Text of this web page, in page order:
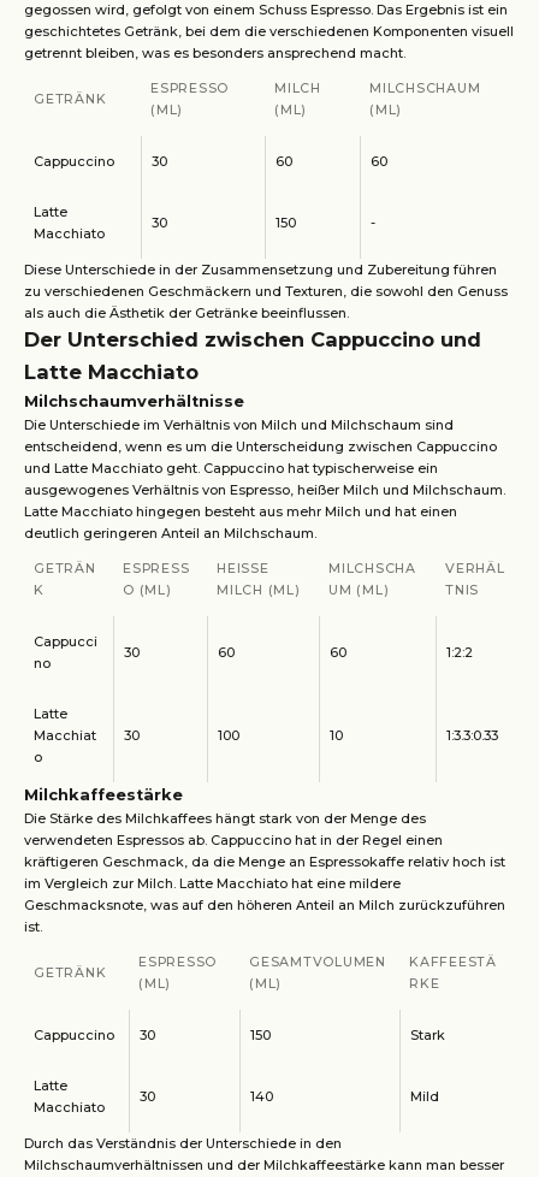
gegossen wird, gefolgt von einem Schuss Espresso. Das Ergebnis ist ein
geschichtetes Getränk, bei dem die verschiedenen Komponenten visuell
getrennt bleiben, was es besonders ansprechend macht.
GETRÄNK
ESPRESSO
(ML)
MILCH
(ML)
MILCHSCHAUM
(ML)
Cappuccino 30 60 60
Latte
Macchiato
30 150 -
Diese Unterschiede in der Zusammensetzung und Zubereitung führen
zu verschiedenen Geschmäckern und Texturen, die sowohl den Genuss
als auch die Ästhetik der Getränke beeinflussen.
Der Unterschied zwischen Cappuccino und
Latte Macchiato
Milchschaumverhältnisse
Die Unterschiede im Verhältnis von Milch und Milchschaum sind
entscheidend, wenn es um die Unterscheidung zwischen Cappuccino
und Latte Macchiato geht. Cappuccino hat typischerweise ein
ausgewogenes Verhältnis von Espresso, heißer Milch und Milchschaum.
Latte Macchiato hingegen besteht aus mehr Milch und hat einen
deutlich geringeren Anteil an Milchschaum.
GETRÄN
K
ESPRESS
O (ML)
HEISSE M
ILCH (ML)
MILCHSCHA
UM (ML)
VERHÄL
TNIS
Cappucci
no
30 60 60 1:2:2
Latte
Macchiat
o
30 100 10 1:3.3:0.33
Milchkaffeestärke
Die Stärke des Milchkaffees hängt stark von der Menge des
verwendeten Espressos ab. Cappuccino hat in der Regel einen
kräftigeren Geschmack, da die Menge an Espressokaffe relativ hoch ist
im Vergleich zur Milch. Latte Macchiato hat eine mildere
Geschmacksnote, was auf den höheren Anteil an Milch zurückzuführen
ist.
GETRÄNK
ESPRESSO
(ML)
GESAMTVOLUMEN
(ML)
KAFFEESTÄ
RKE
Cappuccino 30 150 Stark
Latte
Macchiato
30 140 Mild
Durch das Verständnis der Unterschiede in den
Milchschaumverhältnissen und der Milchkaffeestärke kann man besser